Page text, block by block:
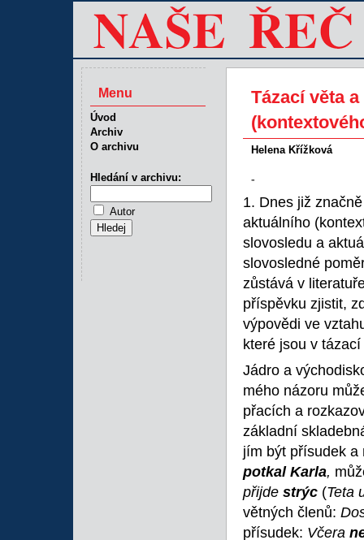
Tázací věta
Helena Křížková
-
1. Dnes již
aktuálního
slovosledu a
slovosledné
zůstává v
příspěvku zjistit,
výpovědi ve
které jsou v
Jádro a
mého názoru
přacích a
základní
jím být přísudek
potkal Karla,
přijde strýc (Teta
větných členů:
přísudek: Včera
Menu
Úvod
Archiv
O archivu
Hledání v archivu:
Autor